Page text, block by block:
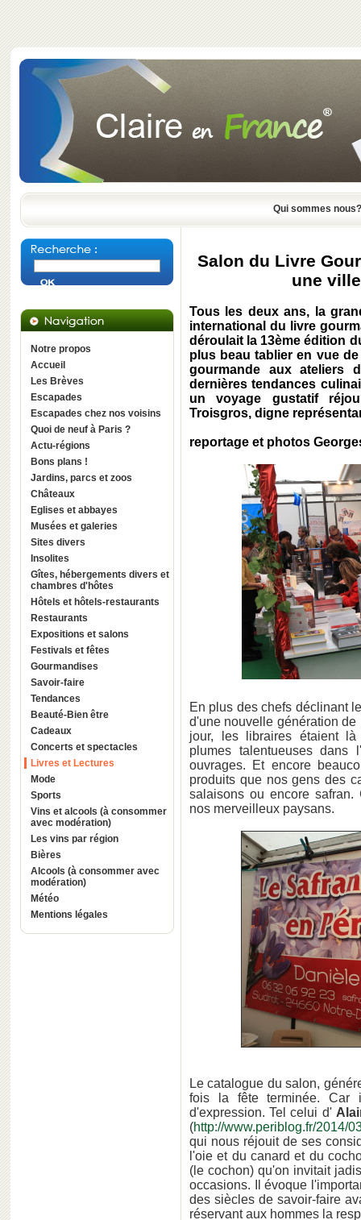
Qui sommes nous?
Notre propos
Accueil
Les Brèves
Escapades
Escapades chez nos voisins
Quoi de neuf à Paris ?
Actu-régions
Bons plans !
Jardins, parcs et zoos
Châteaux
Eglises et abbayes
Musées et galeries
Sites divers
Insolites
Gîtes, hébergements divers et
chambres d'hôtes
Hôtels et hôtels-restaurants
Restaurants
Expositions et salons
Festivals et fêtes
Gourmandises
Savoir-faire
Tendances
Beauté-Bien être
Cadeaux
Concerts et spectacles
Livres et Lectures
Mode
Sports
Vins et alcools (à consommer
avec modération)
Les vins par région
Bières
Alcools (à consommer avec
modération)
Météo
Mentions légales
Salon du Livre
une
Tous les deux ans, la
international du livre
déroulait la 13ème édition
plus beau tablier en vue
gourmande aux ateliers
dernières tendances
un voyage gustatif
Troisgros, digne
reportage et photos
En plus des chefs déclinant
d'une nouvelle génération
jour, les libraires étaient là
plumes talentueuses
ouvrages. Et encore
produits que nos gens des
salaisons ou encore
nos merveilleux paysans.
Le catalogue du salon,
fois la fête terminée. Car
d'expression. Tel celui d'
(http://www.periblog.fr/2014/
qui nous réjouit de ses
l'oie et du canard et du
(le cochon) qu'on invitait
occasions. Il évoque
des siècles de savoir-faire
réservant aux hommes la